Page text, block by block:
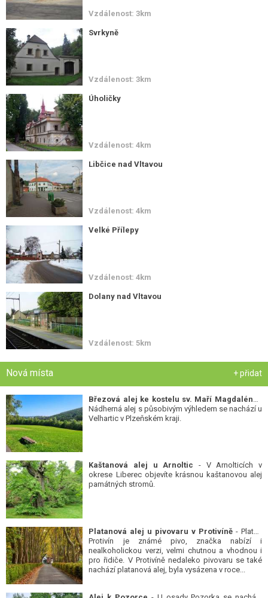
Vzdálenost: 3km
Svrkyně
Vzdálenost: 3km
Úholičky
Vzdálenost: 4km
Libčice nad Vltavou
Vzdálenost: 4km
Velké Přílepy
Vzdálenost: 4km
Dolany nad Vltavou
Vzdálenost: 5km
Nová místa + přidat
Březová alej ke kostelu sv. Maří Magdalény-
Nádherná alej s působivým výhledem se nachází u
Velhartic v Plzeňském kraji.
Kaštanová alej u Arnoltic - V Arnolticích v
okrese Liberec objevíte krásnou kaštanovou alej
památných stromů.
Platanová alej u pivovaru v Protivíně - Platan
Protivín je známé pivo, značka nabízí i
nealkoholickou verzi, velmi chutnou a vhodnou i
pro řidiče. V Protivíně nedaleko pivovaru se také
nachází platanová alej, byla vysázena v roce...